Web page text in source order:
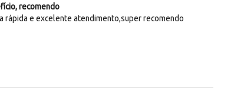
recomendo
rápida e excelente atendimento,super recomendo